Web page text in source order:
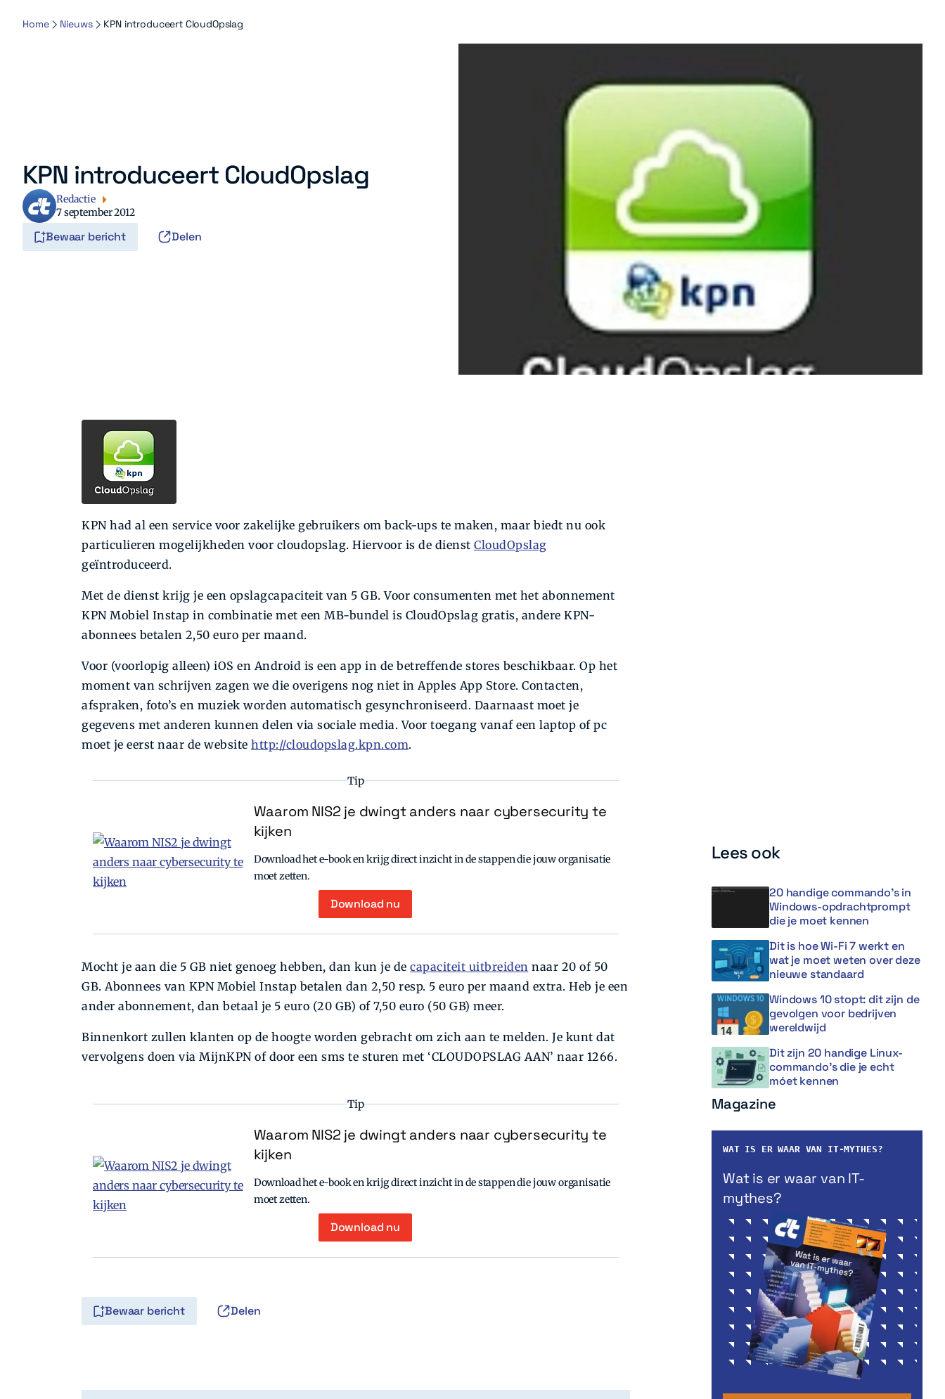
Home Nieuws KPN introduceert CloudOpslag
KPN introduceert CloudOpslag
Redactie
7 september 2012
Bewaar bericht Delen
KPN had al een service voor zakelijke gebruikers om back-ups te maken, maar biedt nu ook
particulieren mogelijkheden voor cloudopslag. Hiervoor is de dienst CloudOpslag
geïntroduceerd.
Met de dienst krijg je een opslagcapaciteit van 5 GB. Voor consumenten met het abonnement
KPN Mobiel Instap in combinatie met een MB-bundel is CloudOpslag gratis, andere KPN-
abonnees betalen 2,50 euro per maand.
Voor (voorlopig alleen) iOS en Android is een app in de betreffende stores beschikbaar. Op het
moment van schrijven zagen we die overigens nog niet in Apples App Store. Contacten,
afspraken, foto’s en muziek worden automatisch gesynchroniseerd. Daarnaast moet je
gegevens met anderen kunnen delen via sociale media. Voor toegang vanaf een laptop of pc
moet je eerst naar de website http://cloudopslag.kpn.com.
Tip
Waarom NIS2 je dwingt anders naar cybersecurity te
kijken
Download het e-book en krijg direct inzicht in de stappen die jouw organisatie
moet zetten.
Download nu
Mocht je aan die 5 GB niet genoeg hebben, dan kun je de capaciteit uitbreiden naar 20 of 50
GB. Abonnees van KPN Mobiel Instap betalen dan 2,50 resp. 5 euro per maand extra. Heb je een
ander abonnement, dan betaal je 5 euro (20 GB) of 7,50 euro (50 GB) meer.
Binnenkort zullen klanten op de hoogte worden gebracht om zich aan te melden. Je kunt dat
vervolgens doen via MijnKPN of door een sms te sturen met ‘CLOUDOPSLAG AAN’ naar 1266.
Tip
Waarom NIS2 je dwingt anders naar cybersecurity te
kijken
Download het e-book en krijg direct inzicht in de stappen die jouw organisatie
moet zetten.
Download nu
Bewaar bericht Delen
Lees ook
20 handige commando’s in
Windows-opdrachtprompt
die je moet kennen
Dit is hoe Wi-Fi 7 werkt en
wat je moet weten over deze
nieuwe standaard
Windows 10 stopt: dit zijn de
gevolgen voor bedrijven
wereldwijd
Dit zijn 20 handige Linux-
commando’s die je echt
móet kennen
Magazine
WAT IS ER WAAR VAN IT-MYTHES?
Wat is er waar van IT-
mythes?